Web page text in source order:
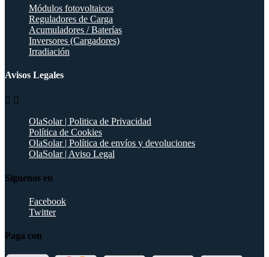
Módulos fotovoltaicos
Reguladores de Carga
Acumuladores / Baterías
Inversores (Cargadores)
Irradiación
Avisos Legales
 
OlaSolar | Politica de Privacidad
Política de Cookies
OlaSolar | Política de envíos y devoluciones
OlaSolar | Aviso Legal
Siguenos en
Facebook
Twitter
Paga con